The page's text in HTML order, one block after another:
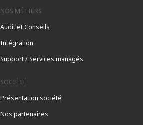
NOS MÉTIERS
Audit et Conseils
Intégration
Support / Services managés
SOCIÉTÉ
Présentation société
Nos partenaires